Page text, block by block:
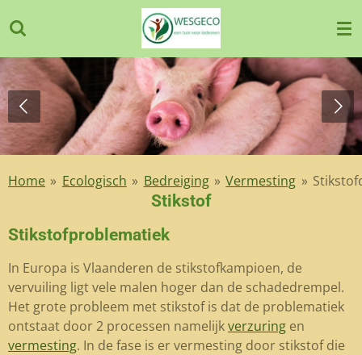
direct
naar
de
hoofdinhoud
Home » Ecologisch » Bedreiging » Vermesting »
Stikstof
Stikstofproblematiek
In Europa is Vlaanderen de stikstofkampioen, de
vervuiling ligt vele malen hoger dan de schadedrempel.
Het grote probleem met stikstof is dat de problematiek
ontstaat door 2 processen namelijkverzuring en
vermesting. In de fase is er vermesting door stikstof die